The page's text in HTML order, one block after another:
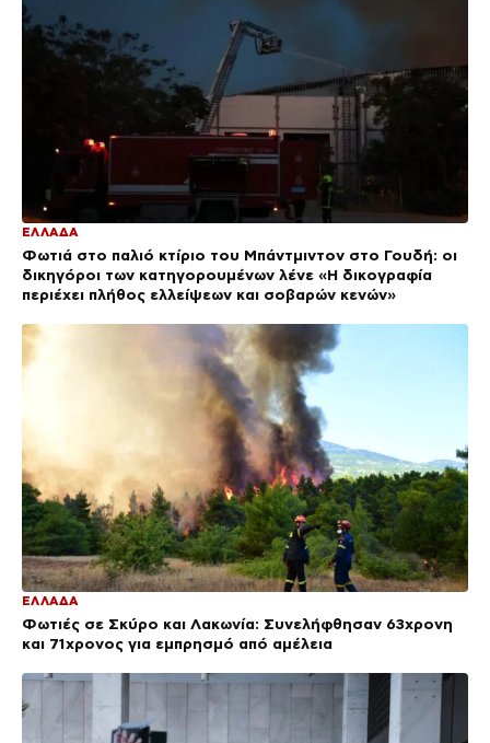
ΕΛΛΑΔΑ
Φωτιά στο παλιό κτίριο του Μπάντμιντον στο Γουδή: οι
δικηγόροι των κατηγορουμένων λένε «Η δικογραφία
περιέχει πλήθος ελλείψεων και σοβαρών κενών»
ΕΛΛΑΔΑ
Φωτιές σε Σκύρο και Λακωνία: Συνελήφθησαν 63χρονη
και 71χρονος για εμπρησμό από αμέλεια